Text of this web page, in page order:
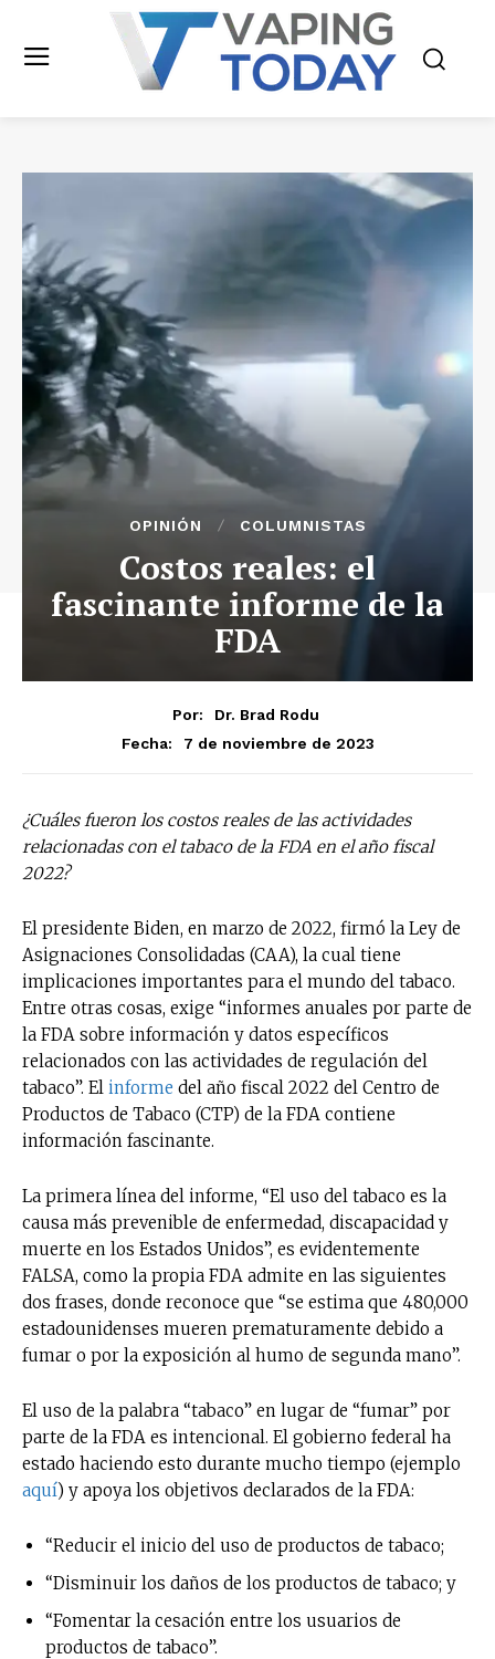
OPINIÓN COLUMNISTAS
Costos reales: el
fascinante informe de la
FDA
Por:
Dr. Brad Rodu
Fecha:
7 de noviembre de 2023
¿Cuáles fueron los costos reales de las actividades
relacionadas con el tabaco de la FDA en el año fiscal
2022?
El presidente Biden, en marzo de 2022, firmó la Ley de
Asignaciones Consolidadas (CAA), la cual tiene
implicaciones importantes para el mundo del tabaco.
Entre otras cosas, exige “informes anuales por parte de
la FDA sobre información y datos específicos
relacionados con las actividades de regulación del
tabaco”. El informe del año fiscal 2022 del Centro de
Productos de Tabaco (CTP) de la FDA contiene
información fascinante.
La primera línea del informe, “El uso del tabaco es la
causa más prevenible de enfermedad, discapacidad y
muerte en los Estados Unidos”, es evidentemente
FALSA, como la propia FDA admite en las siguientes
dos frases, donde reconoce que “se estima que 480,000
estadounidenses mueren prematuramente debido a
fumar o por la exposición al humo de segunda mano”.
El uso de la palabra “tabaco” en lugar de “fumar” por
parte de la FDA es intencional. El gobierno federal ha
estado haciendo esto durante mucho tiempo (ejemplo
aquí) y apoya los objetivos declarados de la FDA:
“Reducir el inicio del uso de productos de tabaco;
“Disminuir los daños de los productos de tabaco; y
“Fomentar la cesación entre los usuarios de
productos de tabaco”.